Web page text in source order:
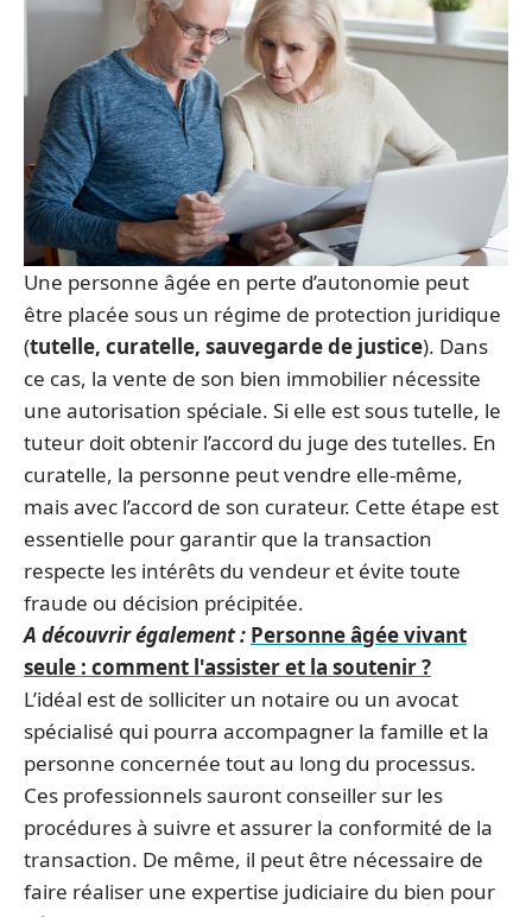
Une personne âgée en perte d’autonomie peut
être placée sous un régime de protection juridique
(tutelle, curatelle, sauvegarde de justice). Dans
ce cas, la vente de son bien immobilier nécessite
une autorisation spéciale. Si elle est sous tutelle, le
tuteur doit obtenir l’accord du juge des tutelles. En
curatelle, la personne peut vendre elle-même,
mais avec l’accord de son curateur. Cette étape est
essentielle pour garantir que la transaction
respecte les intérêts du vendeur et évite toute
fraude ou décision précipitée.
A découvrir également : Personne âgée vivant
seule : comment l'assister et la soutenir ?
L’idéal est de solliciter un notaire ou un avocat
spécialisé qui pourra accompagner la famille et la
personne concernée tout au long du processus.
Ces professionnels sauront conseiller sur les
procédures à suivre et assurer la conformité de la
transaction. De même, il peut être nécessaire de
faire réaliser une expertise judiciaire du bien pour